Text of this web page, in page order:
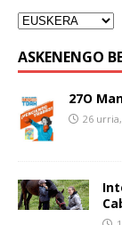
ASKENENGO
27O
26 urria,